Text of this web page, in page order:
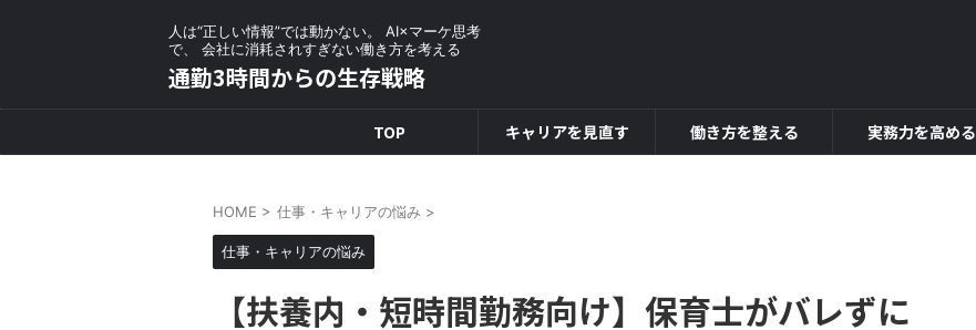
人は“正しい情報”では動かない。 AI×マーケ思考
で、 会社に消耗されすぎない働き方を考える
通勤3時間からの生存戦略
TOP キャリアを見直す 働き方を整える 実務力を高める
HOME > 仕事・キャリアの悩み >
仕事・キャリアの悩み
【扶養内・短時間勤務向け】保育士がバレずに